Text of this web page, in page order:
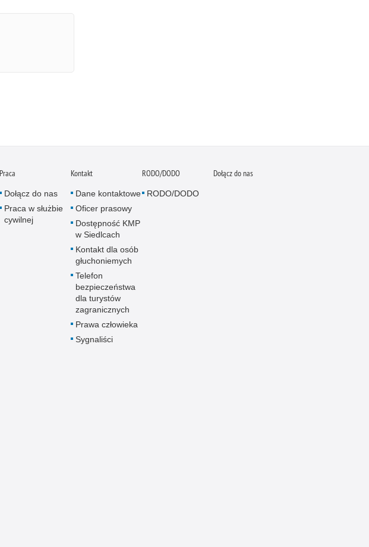
Praca
Dołącz do nas
Praca w służbie
cywilnej
Kontakt
Dane kontaktowe
Oficer prasowy
Dostępność KMP
w Siedlcach
Kontakt dla osób
głuchoniemych
Telefon
bezpieczeństwa
dla turystów
zagranicznych
Prawa człowieka
Sygnaliści
RODO/DODO
RODO/DODO
Dołącz do nas